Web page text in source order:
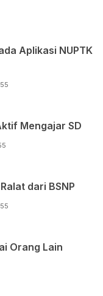
Aplikasi NUPTK
Mengajar SD
dari BSNP
Orang Lain